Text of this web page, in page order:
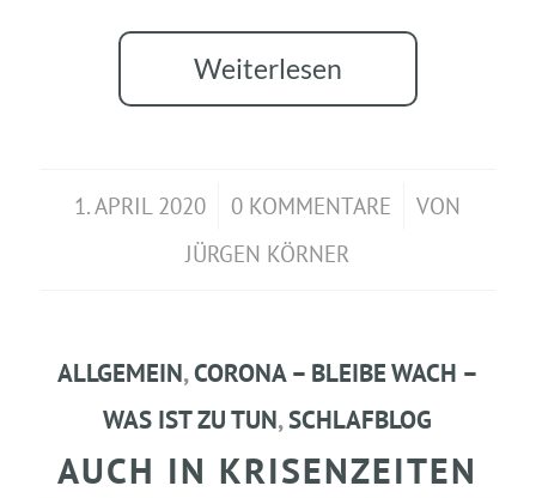
Weiterlesen
1. APRIL 2020
/ 0 KOMMENTARE
/
VON
JÜRGEN KÖRNER
ALLGEMEIN,CORONA – BLEIBE WACH –
WAS IST ZU TUN,SCHLAFBLOG
AUCH IN KRISENZEITEN